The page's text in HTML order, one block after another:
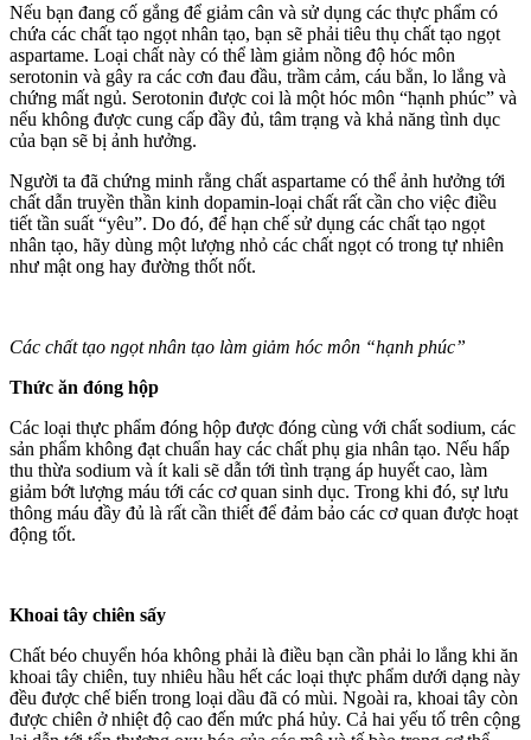
Nếu bạn đang cố gắng để giảm cân và sử dụng các thực phẩm có
chứa các chất tạo ngọt nhân tạo, bạn sẽ phải tiêu thụ chất tạo ngọt
aspartame. Loại chất này có thể làm giảm nồng độ hóc môn
serotonin và gây ra các cơn đau đầu, trầm cảm, cáu bẳn, lo lắng và
chứng mất ngủ. Serotonin được coi là một hóc môn “hạnh phúc” và
nếu không được cung cấp đầy đủ, tâm trạng và khả năng tình dục
của bạn sẽ bị ảnh hưởng.
Người ta đã chứng minh rằng chất aspartame có thể ảnh hưởng tới
chất dẫn truyền thần kinh dopamin-loại chất rất cần cho việc điều
tiết tần suất “yêu”. Do đó, để hạn chế sử dụng các chất tạo ngọt
nhân tạo, hãy dùng một lượng nhỏ các chất ngọt có trong tự nhiên
như mật ong hay đường thốt nốt.
Các chất tạo ngọt nhân tạo làm giảm hóc môn “hạnh phúc”
Thức ăn đóng hộp
Các loại thực phẩm đóng hộp được đóng cùng với chất sodium, các
sản phẩm không đạt chuẩn hay các chất phụ gia nhân tạo. Nếu hấp
thu thừa sodium và ít kali sẽ dẫn tới tình trạng áp huyết cao, làm
giảm bớt lượng máu tới các cơ quan sinh dục. Trong khi đó, sự lưu
thông máu đầy đủ là rất cần thiết để đảm bảo các cơ quan được hoạt
động tốt.
Khoai tây chiên sấy
Chất béo chuyển hóa không phải là điều bạn cần phải lo lắng khi ăn
khoai tây chiên, tuy nhiêu hầu hết các loại thực phẩm dưới dạng này
đều được chế biến trong loại dầu đã có mùi. Ngoài ra, khoai tây còn
được chiên ở nhiệt độ cao đến mức phá hủy. Cả hai yếu tố trên cộng